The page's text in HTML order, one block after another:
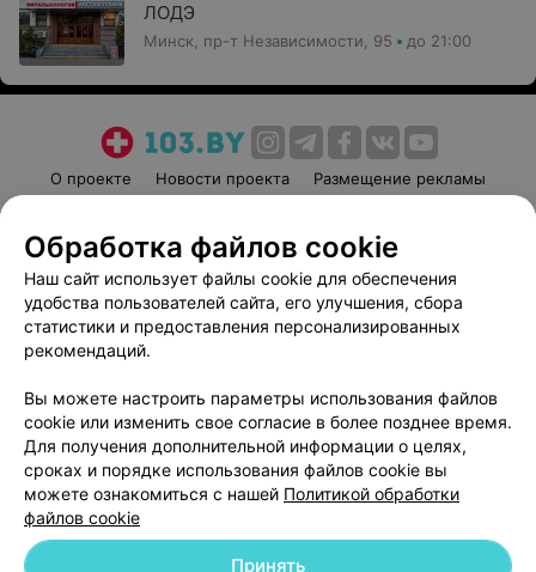
ЛОДЭ
Минск, пр-т Независимости, 95 до 21:00
О проекте Новости проекта
Размещение рекламы
Пользовательское соглашение
Способы оплаты
Вакансии
Партнеры
Написать руководителю 103.by
Обработка персональных данных
Обработка файлов cookie
Наш сайт использует файлы cookie для обеспечения
удобства пользователей сайта, его улучшения, сбора
статистики и предоставления персонализированных
рекомендаций.
Вы можете настроить параметры использования файлов
cookie или изменить свое согласие в более позднее время.
Для получения дополнительной информации о целях,
сроках и порядке использования файлов cookie вы
можете ознакомиться с нашей Политикой обработки
файлов cookie
Принять